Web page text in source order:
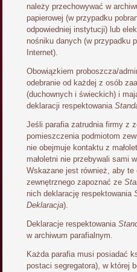
należy przechowywać w
papierowej (w przypadku
odpowiedniej instytucji) lub
nośniku danych (w przypadku
Internet).
Obowiązkiem proboszcza/
odebranie od każdej z osób
(duchownych i świeckich) i
deklaracji respektowania
Jeśli parafia zatrudnia firmy z
pomieszczenia podmiotom
nie obejmuje kontaktu z
małoletni nie przebywali sami
Wskazane jest również, aby
zewnętrznego zapoznać ze
nich deklarację respektowania
Deklaracja).
Deklaracje respektowania
w archiwum parafialnym.
Każda parafia musi posiadać
postaci segregatora), w której